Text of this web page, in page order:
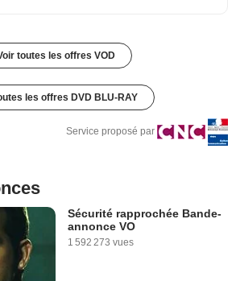
toutes les offres VOD
les offres DVD BLU-RAY
Service proposé par
Sécurité rapprochée Bande-
annonce VO
1 592 273 vues